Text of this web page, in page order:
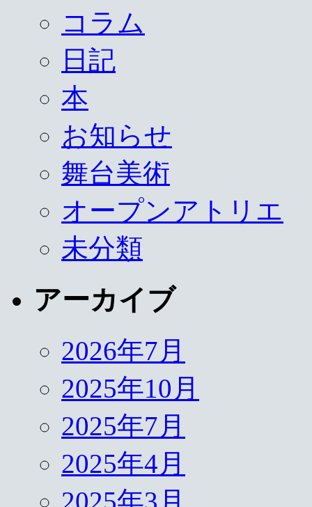
コラム
日記
本
お知らせ
舞台美術
オープンアトリエ
未分類
アーカイブ
2026年7月
2025年10月
2025年7月
2025年4月
2025年3月